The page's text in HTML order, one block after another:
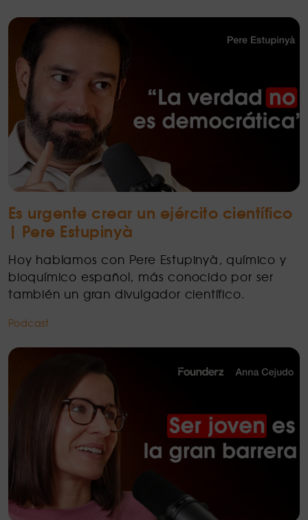
Es urgente crear un ejército científico
| Pere Estupinyà
Hoy hablamos con Pere Estupinyà, químico y
bioquímico español, más conocido por ser
también un gran divulgador científico.
Podcast